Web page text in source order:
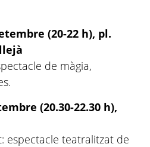
(20-22 h), pl.
de màgia,
(20.30-22.30 h),
espectacle teatralitzat de